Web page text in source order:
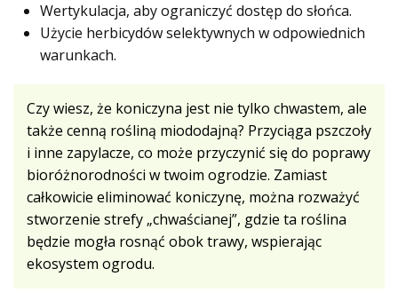
Wertykulacja, aby ograniczyć dostęp do słońca.
Użycie herbicydów selektywnych w odpowiednich
warunkach.
Czy wiesz, że koniczyna jest nie tylko chwastem, ale
także cenną rośliną miododajną? Przyciąga pszczoły
i inne zapylacze, co może przyczynić się do poprawy
bioróżnorodności w twoim ogrodzie. Zamiast
całkowicie eliminować koniczynę, można rozważyć
stworzenie strefy „chwaścianej”, gdzie ta roślina
będzie mogła rosnąć obok trawy, wspierając
ekosystem ogrodu.